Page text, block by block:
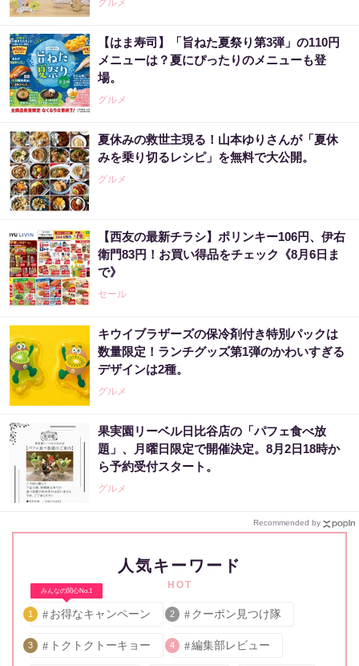
グルメ
【はま寿司】「旨ねた夏祭り第3弾」の110円
メニューは？夏にぴったりのメニューも登
場。
グルメ
夏休みの救世主現る！山本ゆりさんが「夏休
みを乗り切るレシピ」を無料で大公開。
グルメ
【西友の最新チラシ】ポリンキー106円、伊右
衛門83円！お買い得品をチェック《8月6日ま
で》
セール
キウイブラザーズの保冷剤付き特別パックは
数量限定！ランチグッズ第1弾のかわいすぎる
デザインは2種。
グルメ
果実園リーベル日比谷店の「パフェ食べ放
題」、月曜日限定で開催決定。8月2日18時か
ら予約受付スタート。
グルメ
Recommended by
人気キーワード
HOT
みんなの関心No.1
1 お得なキャンペーン 2 クーポン見つけ隊
3 トクトクトーキョー 4 編集部レビュー